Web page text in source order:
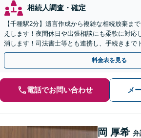
相続人調査・確定
【千種駅2分】遺言作成から複雑な相続放棄ま
えします！夜間休日や出張相談にも柔軟に対応
消します！司法書士等とも連携し、手続きまで
一人の弁護士が最後まで誠実に対応！【オンラ
料金表を見る
電話でお問い合わせ メ
岡 厚希 弁